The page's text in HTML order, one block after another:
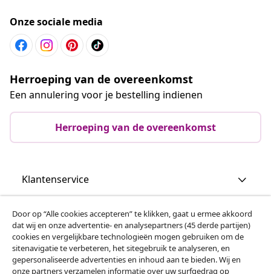
Onze sociale media
Herroeping van de overeenkomst
Een annulering voor je bestelling indienen
Herroeping van de overeenkomst
Klantenservice
Zakelijk
vidaXL
Door op “Alle cookies accepteren” te klikken, gaat u ermee akkoord
dat wij en onze advertentie- en analysepartners (45 derde partijen)
cookies en vergelijkbare technologieën mogen gebruiken om de
sitenavigatie te verbeteren, het sitegebruik te analyseren, en
gepersonaliseerde advertenties en inhoud aan te bieden. Wij en
onze partners verzamelen informatie over uw surfgedrag op